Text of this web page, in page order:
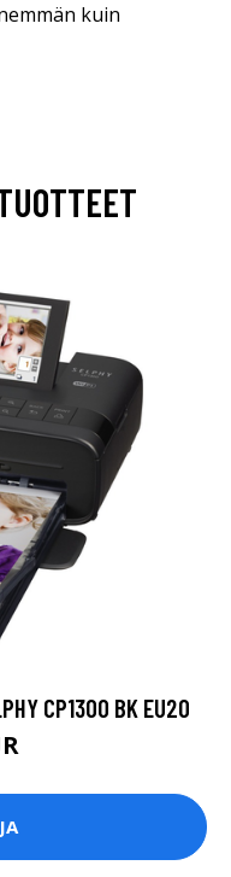
kuin
CP1300 BK EU20